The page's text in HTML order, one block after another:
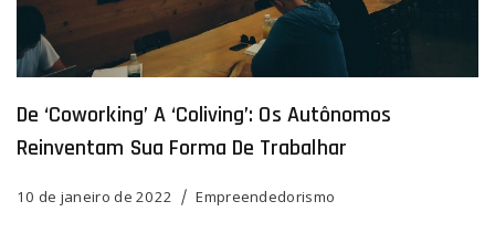
De ‘coworking’ A ‘coliving’: Os Autônomos
Reinventam Sua Forma De Trabalhar
10 de janeiro de 2022 Empreendedorismo